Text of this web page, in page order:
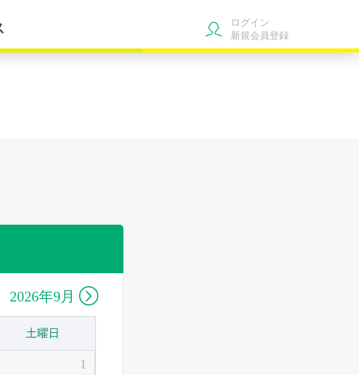
ログイン
新規会員登録
2026年9月 
土曜日
1